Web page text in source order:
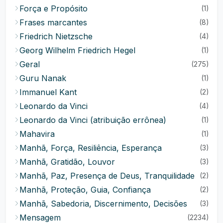
Força e Propósito (1)
Frases marcantes (8)
Friedrich Nietzsche (4)
Georg Wilhelm Friedrich Hegel (1)
Geral (275)
Guru Nanak (1)
Immanuel Kant (2)
Leonardo da Vinci (4)
Leonardo da Vinci (atribuição errônea) (1)
Mahavira (1)
Manhã, Força, Resiliência, Esperança (3)
Manhã, Gratidão, Louvor (3)
Manhã, Paz, Presença de Deus, Tranquilidade (2)
Manhã, Proteção, Guia, Confiança (2)
Manhã, Sabedoria, Discernimento, Decisões (3)
Mensagem (2234)